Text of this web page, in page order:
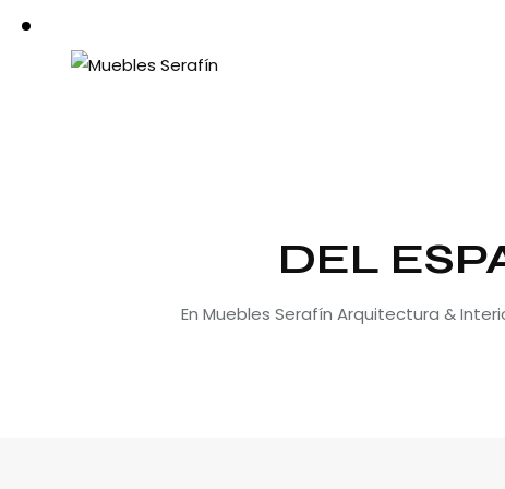
DEL
En Muebles Serafín Arquitectura &